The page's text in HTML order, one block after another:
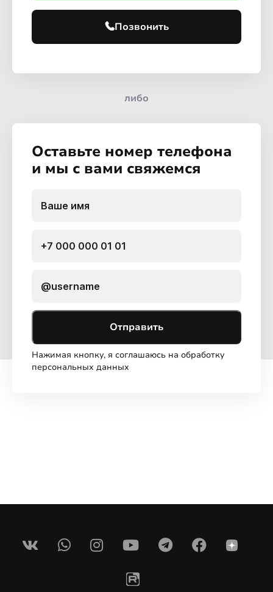
Позвонить
либо
Оставьте номер телефона
и мы с вами свяжемся
Отправить
Нажимая кнопку, я соглашаюсь на обработку
персональных данных